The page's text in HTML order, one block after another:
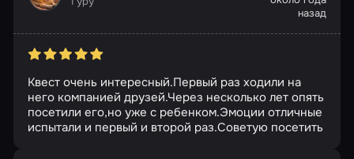
назад
Квест очень интересный.Первый раз ходили на
него компанией друзей.Через несколько лет опять
посетили его,но уже с ребенком.Эмоции отличные
испытали и первый и второй раз.Советую посетить